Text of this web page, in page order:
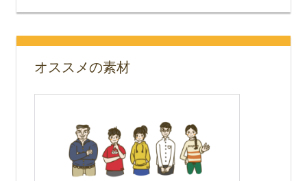
オススメの素材